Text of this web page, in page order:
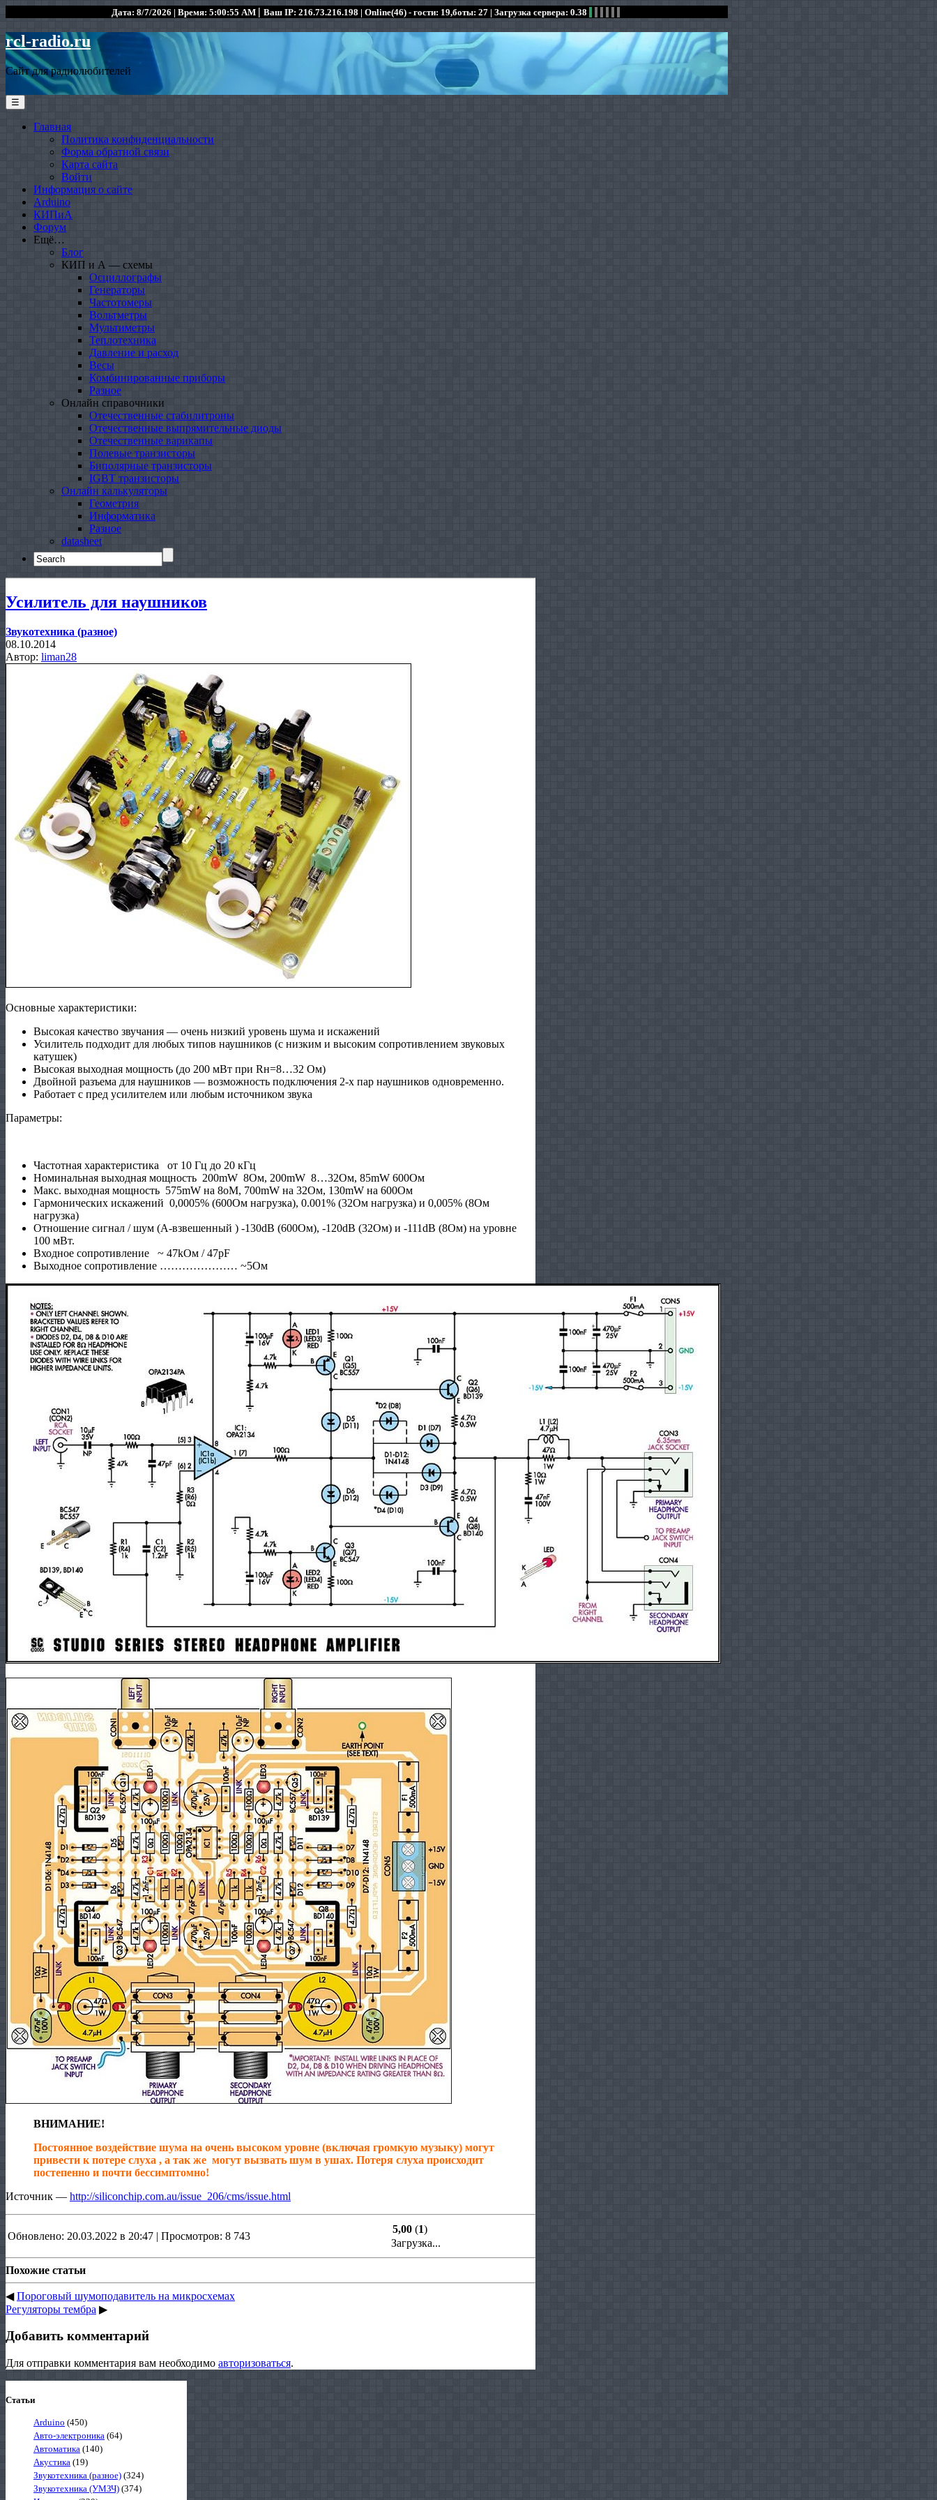
Дата: 8/7/2026 | Время: 5:00:55 AM | Ваш IP: 216.73.216.198 | Online(46) - гости: 19,боты: 27| Загрузка сервера: 0.38
rcl-radio.ru
Сайт для радиолюбителей
☰
Главная
Политика конфиденциальности
Форма обратной связи
Карта сайта
Войти
Информация о сайте
Arduino
КИПиА
Форум
Ещё…
Блог
КИП и А — схемы
Осциллографы
Генераторы
Частотомеры
Вольтметры
Мультиметры
Теплотехника
Давление и расход
Весы
Комбинированные приборы
Разное
Онлайн справочники
Отечественные стабилитроны
Отечественные выпрямительные диоды
Отечественные варикапы
Полевые транзисторы
Биполярные транзисторы
IGBT транзисторы
Онлайн калькуляторы
Геометрия
Информатика
Разное
datasheet
Search
for:
Усилитель для наушников
Звукотехника (разное)
08.10.2014
Автор: liman28
Основные характеристики:
Высокая качество звучания — очень низкий уровень шума и искажений
Усилитель подходит для любых типов наушников (с низким и высоким сопротивлением звуковых
катушек)
Высокая выходная мощность (до 200 мВт при Rн=8…32 Ом)
Двойной разъема для наушников — возможность подключения 2-х пар наушников одновременно.
Работает с пред усилителем или любым источником звука
Параметры:
Частотная характеристика от 10 Гц до 20 кГц
Номинальная выходная мощность 200mW 8Ом, 200mW 8…32Ом, 85mW 600Ом
Макс. выходная мощность 575mW на 8оМ, 700mW на 32Ом, 130mW на 600Ом
Гармонических искажений 0,0005% (600Ом нагрузка), 0.001% (32Ом нагрузка) и 0,005% (8Ом
нагрузка)
Отношение сигнал / шум (A-взвешенный ) -130dB (600Ом), -120dB (32Ом) и -111dB (8Ом) на уровне
100 мВт.
Входное сопротивление ~ 47kОм / 47pF
Выходное сопротивление ………………… ~5Ом
ВНИМАНИЕ!
Постоянное воздействие шума на очень высоком уровне (включая громкую музыку) могут
привести к потере слуха , а так же могут вызвать шум в ушах. Потеря слуха происходит
постепенно и почти бессимптомно!
Источник — http://siliconchip.com.au/issue_206/cms/issue.html
Обновлено: 20.03.2022 в 20:47 | Просмотров: 8 743
5,00 (1)
Загрузка...
Похожие статьи
◀Пороговый шумоподавитель на микросхемах
Регуляторы тембра ▶
Добавить комментарий
Для отправки комментария вам необходимо авторизоваться.
Статьи
Arduino (450)
Авто-электроника (64)
Автоматика (140)
Акустика (19)
Звукотехника (разное) (324)
Звукотехника (УМЗЧ) (374)